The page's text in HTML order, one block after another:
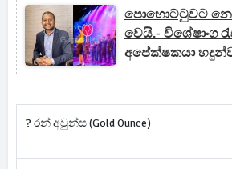
පොහොට්ටුවට
වෙයි.- විශේෂාංග
අපේක්ෂකයා
? රන් අවුන්ස (Gold Ounce)